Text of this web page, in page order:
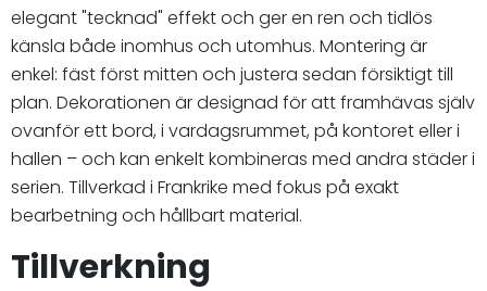
elegant "tecknad" effekt och ger en ren och tidlös
känsla både inomhus och utomhus. Montering är
enkel: fäst först mitten och justera sedan försiktigt till
plan. Dekorationen är designad för att framhävas själv
ovanför ett bord, i vardagsrummet, på kontoret eller i
hallen – och kan enkelt kombineras med andra städer i
serien. Tillverkad i Frankrike med fokus på exakt
bearbetning och hållbart material.
Tillverkning